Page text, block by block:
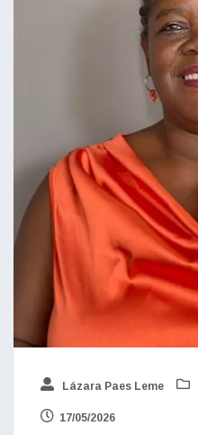
Lázara Paes Leme
17/05/2026